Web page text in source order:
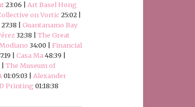
23:06 | Art Basel Hong
on Vortic 25:02 |
27:38 | Guantanamo Bay
32:38 | The Great
34:00 | Financial
| Casa Ma 48:39 |
The Museum of
01:05:03 | Alexander
Printing 01:18:38